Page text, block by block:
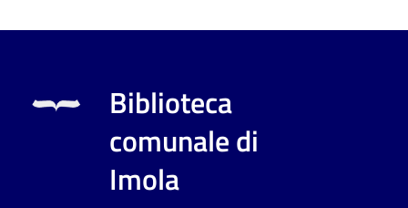
fare
Scopri
Biblioteca
comunale di
Imola